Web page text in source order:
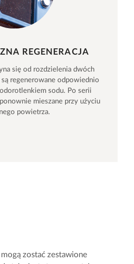
REGENERACJA
się od rozdzielenia dwóch
regenerowane odpowiednio
sodu. Po serii
mieszane przy użyciu
powietrza.
zostać zestawione